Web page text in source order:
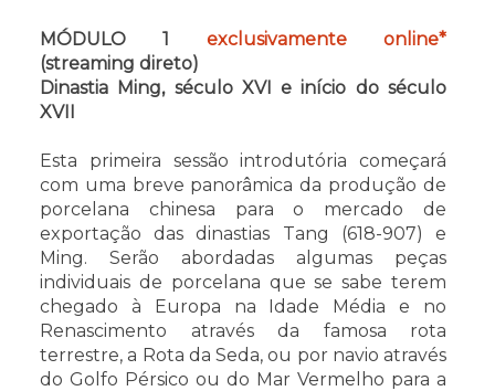
MÓDULO 1 exclusivamente online*
(streaming direto)
Dinastia Ming, século XVI e início do século
XVII
Esta primeira sessão introdutória começará
com uma breve panorâmica da produção de
porcelana chinesa para o mercado de
exportação das dinastias Tang (618-907) e
Ming. Serão abordadas algumas peças
individuais de porcelana que se sabe terem
chegado à Europa na Idade Média e no
Renascimento através da famosa rota
terrestre, a Rota da Seda, ou por navio através
do Golfo Pérsico ou do Mar Vermelho para a